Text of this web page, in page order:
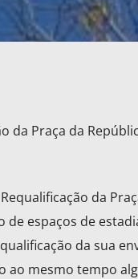
da Praça da
da
de espaços de
da sua
ao mesmo tempo